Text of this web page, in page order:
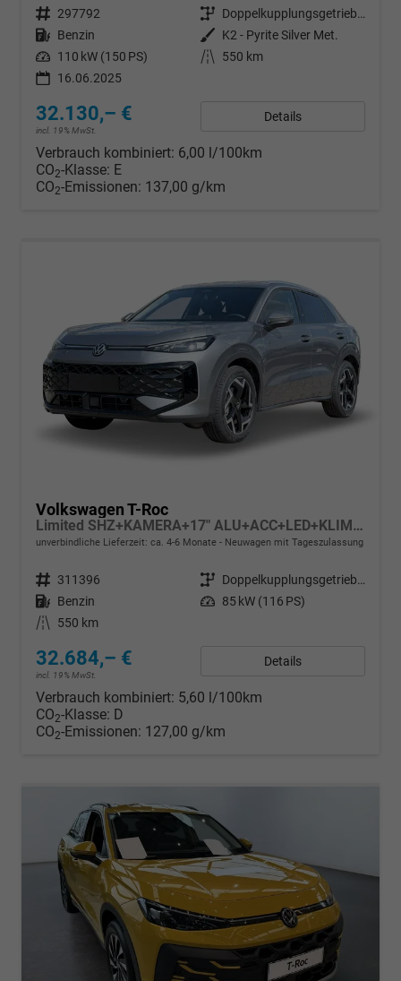
Fahrzeugnr. 297792 Getriebe
Doppelkupplungsgetriebe (DSG)
Kraftstoff Benzin Außenfarbe
K2 - Pyrite Silver Met.
Leistung 110 kW (150 PS) Kilometerstand
550 km
16.06.2025
32.130,– €
incl. 19% MwSt.
Details
Verbrauch kombiniert: 6,00 l/100km
CO2-Klasse: E
CO2-Emissionen: 137,00 g/km
Volkswagen T-Roc
Limited SHZ+KAMERA+17" ALU+ACC+LED+KLIMA+PARK ASSIST
unverbindliche Lieferzeit: ca. 4-6 Monate Neuwagen mit Tageszulassung
Fahrzeugnr. 311396 Getriebe
Doppelkupplungsgetriebe (DSG)
Kraftstoff Benzin Leistung 85 kW (116 PS)
Kilometerstand
550 km
32.684,– €
incl. 19% MwSt.
Details
Verbrauch kombiniert: 5,60 l/100km
CO2-Klasse: D
CO2-Emissionen: 127,00 g/km